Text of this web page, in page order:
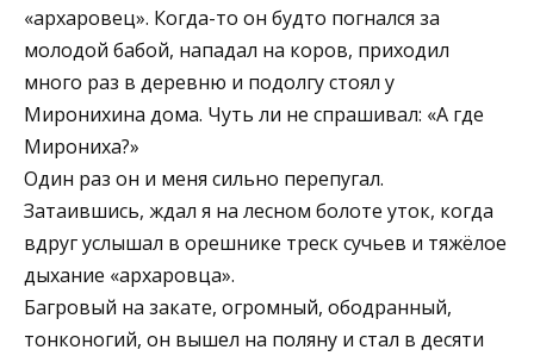
«архаровец». Когда-то он будто погнался за
молодой бабой, нападал на коров, приходил
много раз в деревню и подолгу стоял у
Миронихина дома. Чуть ли не спрашивал: «А где
Мирониха?»
Один раз он и меня сильно перепугал.
Затаившись, ждал я на лесном болоте уток, когда
вдруг услышал в орешнике треск сучьев и тяжёлое
дыхание «архаровца».
Багровый на закате, огромный, ободранный,
тонконогий, он вышел на поляну и стал в десяти